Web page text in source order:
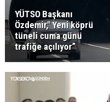
YÜTSO Başkanı
Özdemir," Yeni köprü
tüneli cuma günü
trafiğe açılıyor”